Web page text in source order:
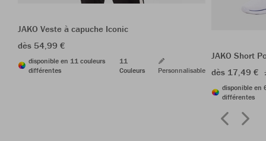
JAKO Veste à capuche Iconic
dès 54,99 €
disponible en 11 couleurs
différentes
11
Couleurs
Personnalisable
JAKO Short
dès 17,49 €
disponible en
différentes